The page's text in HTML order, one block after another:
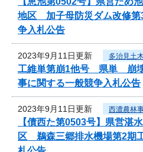
地区 加子母防災ダム改修第
争入札公告
2023年9月11日更新 多治見土
工維単第崩1他号 県単 崩
事に関する一般競争入札公告
2023年9月11日更新 西濃農林
【債西た第0503号】県営
区 鵜森三郷排水機場第2期